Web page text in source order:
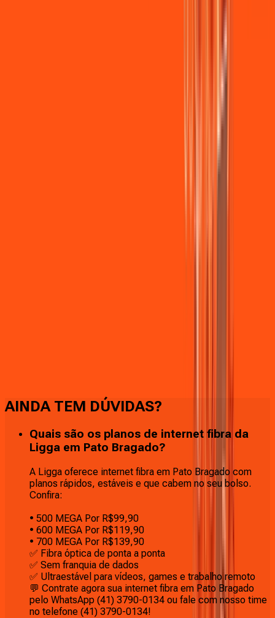
Jogue online com estabilidade, velocidade e sem lag
AINDA TEM DÚVIDAS?
Quais são os planos de internet fibra da
Ligga em Pato Bragado?
A Ligga oferece internet fibra em Pato Bragado com
planos rápidos, estáveis e que cabem no seu bolso.
Confira:
• 500 MEGA Por R$99,90
• 600 MEGA Por R$119,90
• 700 MEGA Por R$139,90
✅ Fibra óptica de ponta a ponta
✅ Sem franquia de dados
✅ Ultraestável para vídeos, games e trabalho remoto
💬 Contrate agora sua internet fibra em Pato Bragado
pelo WhatsApp (41) 3790-0134 ou fale com nosso time
no telefone (41) 3790-0134!